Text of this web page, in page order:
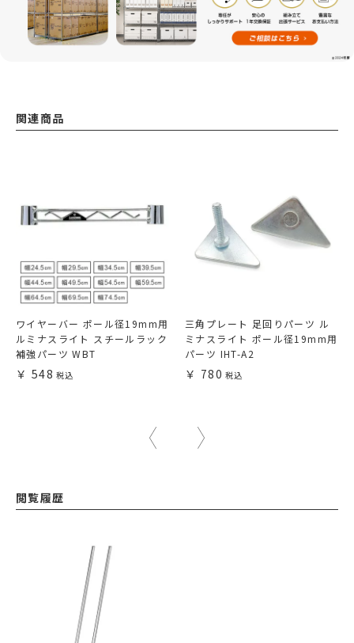
関連商品
ワイヤーバー ポール径19mm用
ルミナスライト スチールラック
補強パーツ WBT
548
三角プレート 足回りパーツ ル
ミナスライト ポール径19mm用
パーツ IHT-A2
780
閲覧履歴